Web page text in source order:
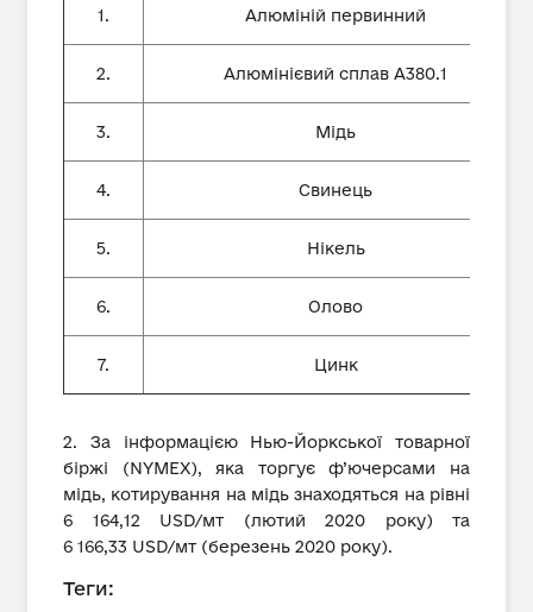
1. Алюміній первинний
2. Алюмінієвий сплав А380.1
3. Мідь
4. Свинець
5. Нікель
6. Олово
7. Цинк
2. За інформацією Нью-Йоркської товарної
біржі (NYMEX), яка торгує ф’ючерсами на
мідь, котирування на мідь знаходяться на рівні
6 164,12 USD/мт (лютий 2020 року) та
6 166,33 USD/мт (березень 2020 року).
Теги: